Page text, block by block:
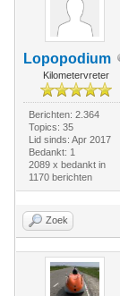
Lopopodium
Kilometervreter
Berichten: 2.364
Topics: 35
Lid sinds: Apr 2017
Bedankt: 1
2089 x bedankt in
1170 berichten
Zoek